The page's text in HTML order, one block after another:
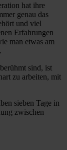
hat ihre
genau das
und viel
Erfahrungen
man etwas am
sind, ist
zu arbeiten, mit
sieben Tage in
zwischen